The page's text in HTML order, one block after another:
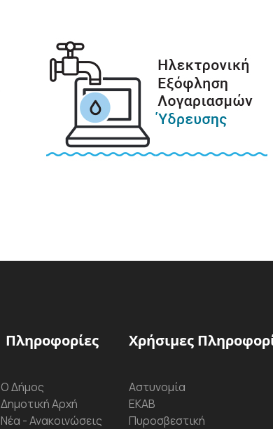
Πληροφορίες
Ο Δήμος
Δημοτική Αρχή
Νέα - Ανακοινώσεις
Χρήσιμες
Αστυνομία
ΕΚΑΒ
Πυροσβεστική